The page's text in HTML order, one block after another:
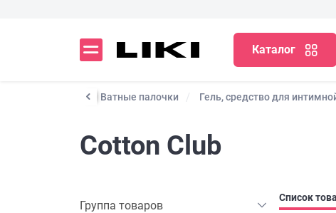
Каталог
Ватные палочки Гель, средство для
Cotton Club
Группа товаров
Список